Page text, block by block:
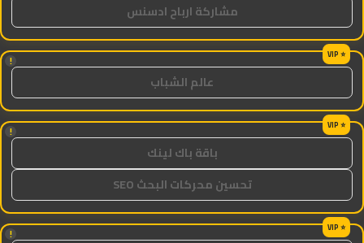
مشاركة ارباح ادسنس
!
عالم الشباب
!
باقة باك لينك
تحسين محركات البحث SEO
!